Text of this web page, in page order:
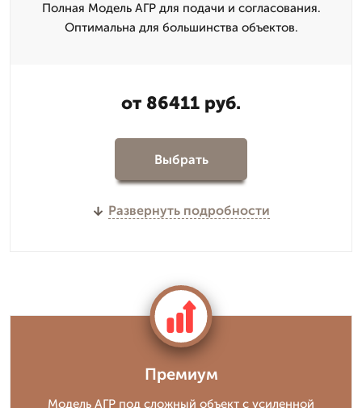
Полная Модель АГР для подачи и согласования.
Оптимальна для большинства объектов.
от 86411 руб.
Выбрать
Развернуть подробности
Премиум
Модель АГР под сложный объект с усиленной